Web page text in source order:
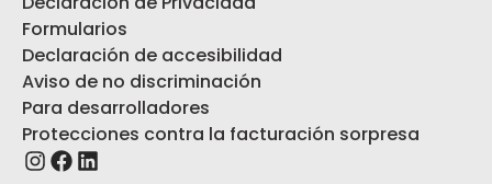
Formularios
Declaración de accesibilidad
Aviso de no discriminación
Para desarrolladores
Protecciones contra la facturación sorpresa